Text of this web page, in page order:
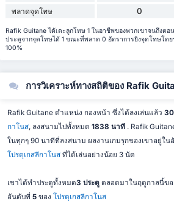
พลาดจุดโทษ 0
Rafik Guitane ได้เตะลูกโทษ 1 ในอาชีพของพวกเขาจนถึงต
ประตูจากจุดโทษได้ 1 ขณะที่พลาด 0 อัตราการยิงจุดโทษโด
100%
การวิเคราะห์ทางสถิติของ Rafik
Rafik Guitane ตำแหน่ง กองหน้า ซึ่งได้ลงเล่นแล้ว
กาโนส, ลงสนามไปทั้งหมด 1838 นาที . Rafik
ในทุกๆ 90 นาทีที่ลงสนาม ผลงานเกมรุกของเขาอยู่ใน
โปรตุเกสลีกาโนสที่ได้เล่นอย่างน้อย 3 นัด
เขาได้ทำประตูทั้งหมด3 ประตู ตลอดมาในฤดูกาลนี้ขอ
อันดับที่ 5ของ โปรตุเกสลีกาโนส